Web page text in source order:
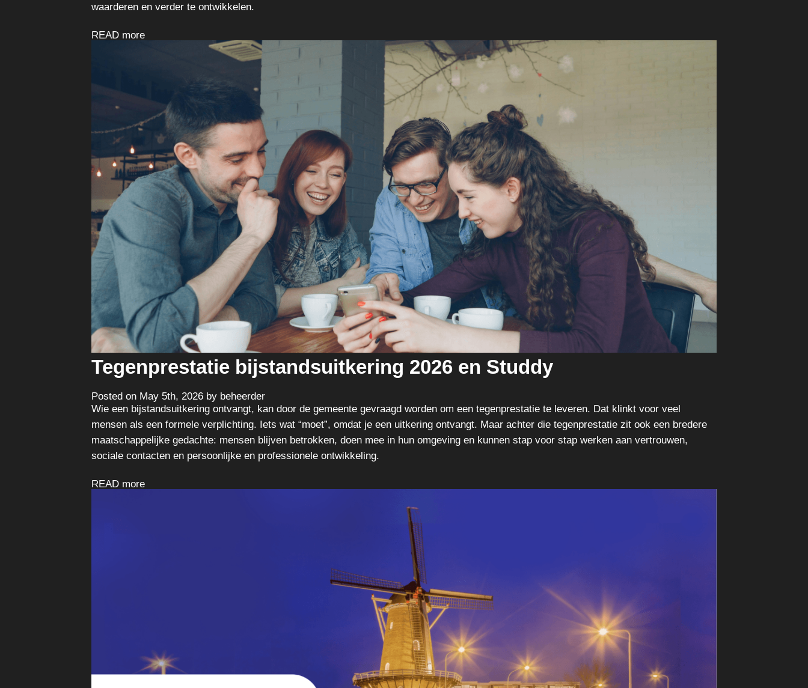
waarderen en verder te ontwikkelen.
READ more
Tegenprestatie bijstandsuitkering 2026 en Studdy
Posted on May 5th, 2026 by beheerder
Wie een bijstandsuitkering ontvangt, kan door de gemeente gevraagd worden om een tegenprestatie te leveren. Dat klinkt voor veel
mensen als een formele verplichting. Iets wat “moet”, omdat je een uitkering ontvangt. Maar achter die tegenprestatie zit ook een bredere
maatschappelijke gedachte: mensen blijven betrokken, doen mee in hun omgeving en kunnen stap voor stap werken aan vertrouwen,
sociale contacten en persoonlijke en professionele ontwikkeling.
READ more